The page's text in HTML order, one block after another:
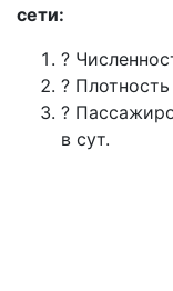
сети:
?
?
?
в сут.